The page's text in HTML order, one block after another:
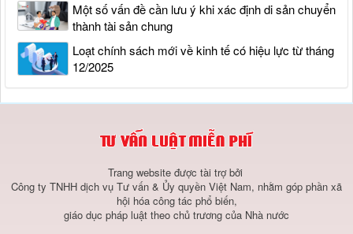
Một số vấn đề cần lưu ý khi xác định di sản chuyển
thành tài sản chung
Loạt chính sách mới về kinh tế có hiệu lực từ tháng
12/2025
Trang website được tài trợ bởi
Công ty TNHH dịch vụ Tư vấn & Ủy quyền Việt Nam, nhằm góp phần xã
hội hóa công tác phổ biến,
giáo dục pháp luật theo chủ trương của Nhà nước